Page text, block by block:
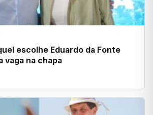
escolhe Eduardo da Fonte
vaga na chapa